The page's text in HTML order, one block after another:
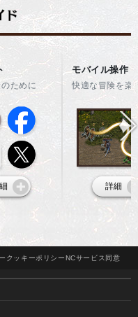
ために
モバイル操作
快適な冒険を楽
詳細
クッキーポリシーNCサービス 同意